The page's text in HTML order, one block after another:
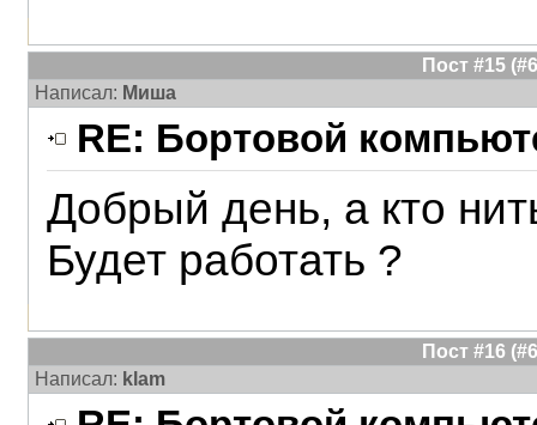
Пост #15
Написал: Миша
RE: Бортовой
Добрый день, а кто
Будет работать ?
Пост #16
Написал: klam